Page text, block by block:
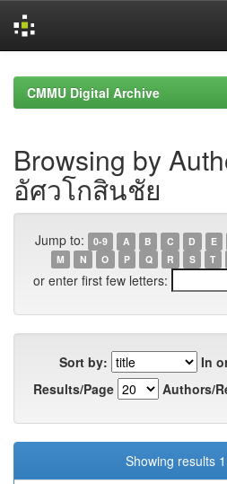
navigationCMMU Digital Archive
Browsing by
อัศวโกสินชัย
Jump to: 0-9 A B C D E
M
N O P Q R S T
or enter first few letters:
Sort by:
In
Results/Page
Authors/
Showing results